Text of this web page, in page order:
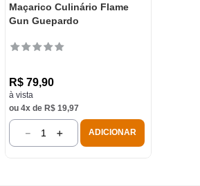
Maçarico Culinário Flame
Gun Guepardo
R$ 79,90
à vista
ou 4x de R$ 19,97
＋
－ ADICIONAR